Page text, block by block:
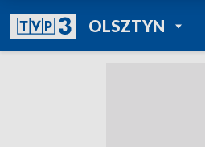
OLSZTYNPOWRÓT DO
TVP REGIONY